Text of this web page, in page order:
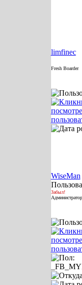
limfinec
Fresh Boarder
WiseMan
Забыл!
Администратор